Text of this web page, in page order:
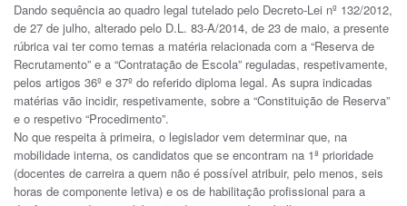
ã
o
Dando sequência ao quadro legal tutelado pelo Decreto-Lei nº 132/2012,
de 27 de julho, alterado pelo D.L. 83-A/2014, de 23 de maio, a presente
rúbrica vai ter como temas a matéria relacionada com a “Reserva de
Recrutamento” e a “Contratação de Escola” reguladas, respetivamente,
pelos artigos 36º e 37º do referido diploma legal. As supra indicadas
matérias vão incidir, respetivamente, sobre a “Constituição de Reserva”
e o respetivo “Procedimento”.
No que respeita à primeira, o legislador vem determinar que, na
mobilidade interna, os candidatos que se encontram na 1ª prioridade
(docentes de carreira a quem não é possível atribuir, pelo menos, seis
horas de componente letiva) e os de habilitação profissional para a